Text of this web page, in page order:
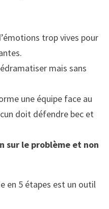
trop vives pour
mais sans
une équipe face au
doit défendre bec et
sur le problème et non
en 5 étapes est un outil